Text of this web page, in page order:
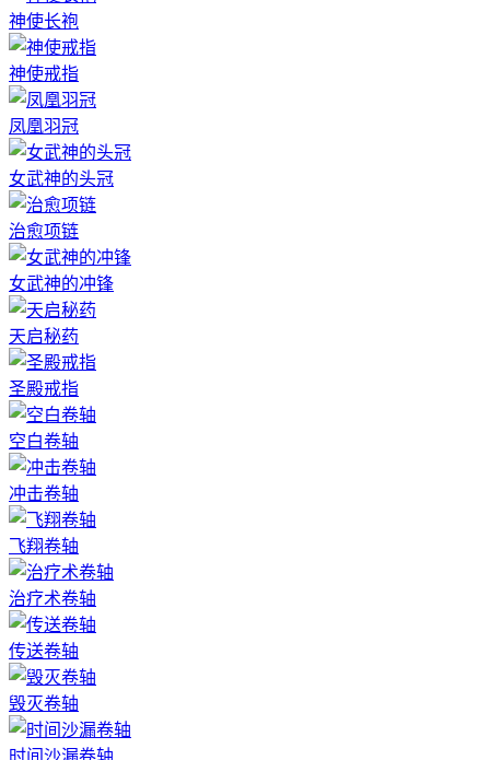
神使长袍
神使戒指
凤凰羽冠
女武神的头冠
治愈项链
女武神的冲锋
天启秘药
圣殿戒指
空白卷轴
冲击卷轴
飞翔卷轴
治疗术卷轴
传送卷轴
毁灭卷轴
时间沙漏卷轴